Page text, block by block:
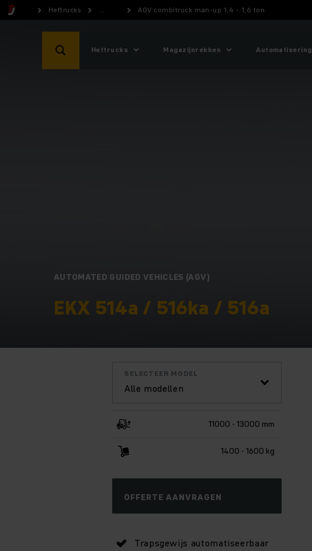
Heftrucks ... AGV combitruck man-up 1,4 - 1,6 ton
Heftrucks Magazijnrekken Automatisering
AUTOMATED GUIDED VEHICLES (AGV)
EKX 514a / 516ka / 516a
Alle modellen
SELECTEER MODEL
11000 - 13000 mm
1400 - 1600 kg
OFFERTE AANVRAGEN
Trapsgewijs automatiseerbaar